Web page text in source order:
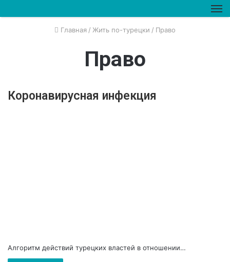
Главная / Жить по-турецки / Право
Право
Коронавирусная инфекция
Алгоритм действий турецких властей в отношении…